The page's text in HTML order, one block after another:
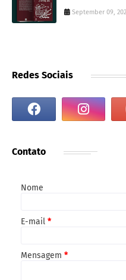
September 09,
Redes Sociais
Contato
Nome
E-mail *
Mensagem *